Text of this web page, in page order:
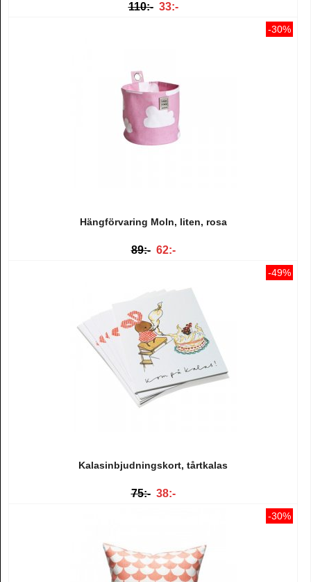
110:- 33:-
-30%
Hängförvaring Moln, liten, rosa
89:- 62:-
-49%
Kalasinbjudningskort, tårtkalas
75:- 38:-
-30%